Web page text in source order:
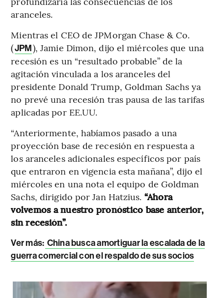
aranceles.
Mientras el CEO de JPMorgan Chase & Co.
(JPM), Jamie Dimon, dijo el miércoles que una
recesión es un “resultado probable” de la
agitación vinculada a los aranceles del
presidente Donald Trump, Goldman Sachs ya
no prevé una recesión tras pausa de las tarifas
aplicadas por EE.UU.
“Anteriormente, habíamos pasado a una
proyección base de recesión en respuesta a
los aranceles adicionales específicos por país
que entraron en vigencia esta mañana”, dijo el
miércoles en una nota el equipo de Goldman
Sachs, dirigido por Jan Hatzius. “Ahora
volvemos a nuestro pronóstico base anterior,
sin recesión”.
Ver más: China busca amortiguar la escalada de la
guerra comercial con el respaldo de sus socios